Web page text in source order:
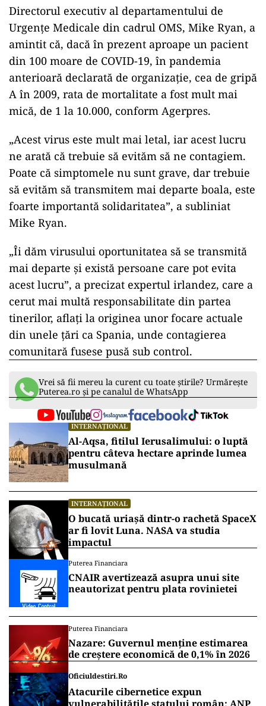
Directorul executiv al departamentului de
Urgenţe Medicale din cadrul OMS, Mike Ryan, a
amintit că, dacă în prezent aproape un pacient
din 100 moare de COVID-19, în pandemia
anterioară declarată de organizaţie, cea de gripă
A în 2009, rata de mortalitate a fost mult mai
mică, de 1 la 10.000, conform Agerpres.
„Acest virus este mult mai letal, iar acest lucru
ne arată că trebuie să evităm să ne contagiem.
Poate că simptomele nu sunt grave, dar trebuie
să evităm să transmitem mai departe boala, este
foarte importantă solidaritatea”, a subliniat
Mike Ryan.
„Îi dăm virusului oportunitatea să se transmită
mai departe şi există persoane care pot evita
acest lucru”, a precizat expertul irlandez, care a
cerut mai multă responsabilitate din partea
tinerilor, aflaţi la originea unor focare actuale
din unele ţări ca Spania, unde contagierea
comunitară fusese pusă sub control.
Vrei să fii mereu la curent cu toate știrile? Urmărește
Puterea.ro și pe canalul de WhatsApp
INTERNAȚIONAL
Al-Aqsa, fitilul Ierusalimului: o luptă
pentru câteva hectare aprinde lumea
musulmană
INTERNAȚIONAL
O bucată uriașă dintr-o rachetă SpaceX
ar fi lovit Luna. NASA va studia
impactul
Puterea Financiara
CNAIR avertizează asupra unui site
neautorizat pentru plata rovinietei
Puterea Financiara
Nazare: Guvernul menține estimarea
de creștere economică de 0,1% în 2026
Oficiuldestiri.ro
Atacurile cibernetice expun